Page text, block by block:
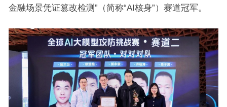
金融场景凭证篡改检测”（简称“AI核身”）赛道冠军。